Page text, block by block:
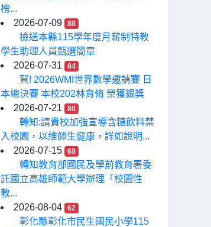
榜...
2026-07-09
88
檢送本縣115學年度月薪制特教
學生助理人員甄選簡章
2026-07-31
84
賀! 2026WMI世界數學邀請賽 日
本總決賽 本校202林育脩 榮獲銀獎
2026-07-21
80
轉知:請貴校加強宣導含糖飲料禁
入校園，以維師生健康，詳如說明...
2026-07-15
68
轉知教育部國民及學前教育署委
託國立高雄師範大學辦理「校園性
教...
2026-08-04
62
彰化縣彰化市民生國民小學115